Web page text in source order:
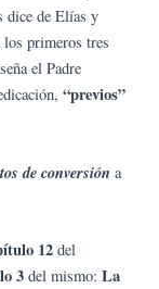
dice de Elías y
primeros tres
el Padre
“previos”
de conversión a
12 del
3 del mismo: La